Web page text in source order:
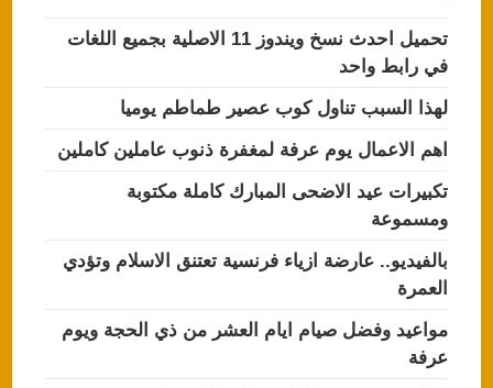
تحميل احدث نسخ ويندوز 11 الاصلية بجميع اللغات
في رابط واحد
لهذا السبب تناول كوب عصير طماطم يوميا
اهم الاعمال يوم عرفة لمغفرة ذنوب عاملين كاملين
تكبيرات عيد الاضحى المبارك كاملة مكتوبة
ومسموعة
بالفيديو.. عارضة ازياء فرنسية تعتنق الاسلام وتؤدي
العمرة
مواعيد وفضل صيام ايام العشر من ذي الحجة ويوم
عرفة